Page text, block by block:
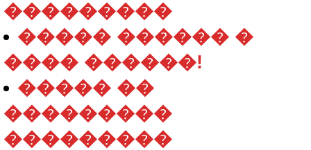
���������
����� ������ �
���� ������!
����� ��
���������
���������